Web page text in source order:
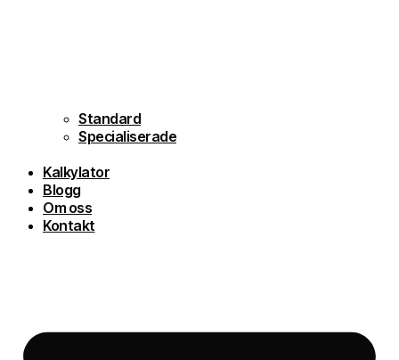
Standard
Specialiserade
Kalkylator
Blogg
Om oss
Kontakt